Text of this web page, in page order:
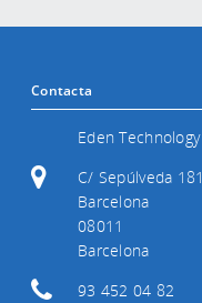
Contacta
Eden Technology
C/ Sepúlveda 181
Barcelona
08011
Barcelona
93 452 04 82